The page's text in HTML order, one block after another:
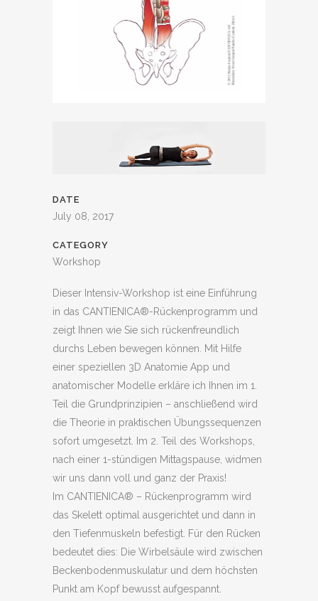
DATE
July 08, 2017
CATEGORY
Workshop
Dieser Intensiv-Workshop ist eine Einführung
in das CANTIENICA®-Rückenprogramm und
zeigt Ihnen wie Sie sich rückenfreundlich
durchs Leben bewegen können. Mit Hilfe
einer speziellen 3D Anatomie App und
anatomischer Modelle erkläre ich Ihnen im 1.
Teil die Grundprinzipien – anschließend wird
die Theorie in praktischen Übungssequenzen
sofort umgesetzt. Im 2. Teil des Workshops,
nach einer 1-stündigen Mittagspause, widmen
wir uns dann voll und ganz der Praxis!
Im CANTIENICA® – Rückenprogramm wird
das Skelett optimal ausgerichtet und dann in
den Tiefenmuskeln befestigt. Für den Rücken
bedeutet dies: Die Wirbelsäule wird zwischen
Beckenbodenmuskulatur und dem höchsten
Punkt am Kopf bewusst aufgespannt.